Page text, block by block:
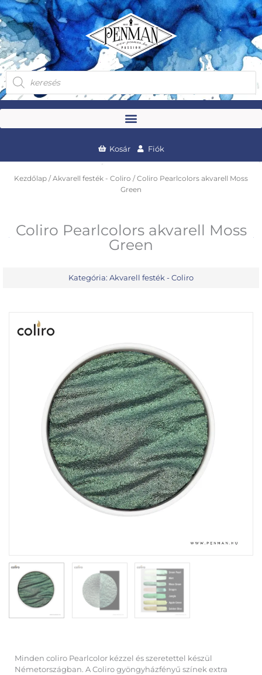
Skip
to
content
Products
search
Kosár Fiók
Kezdőlap /Akvarell festék - Coliro / Coliro Pearlcolors akvarell Moss
Green
Coliro Pearlcolors akvarell Moss
Green
Kategória: Akvarell festék - Coliro
Minden coliro Pearlcolor kézzel és szeretettel készül
Németországban. A Coliro gyöngyházfényű színek extra